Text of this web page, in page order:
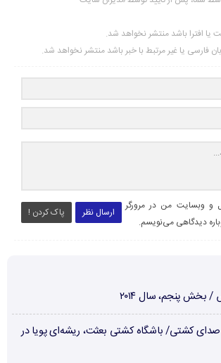
یا افترا باشد منتشر نخواهد شد.
فارسی یا غیر مرتبط با خبر باشد منتشر نخواهد شد.
ارسال نظر پاک کردن !
و وبسایت من در مرورگر
دیدگاهی می‌نویسم.
بخش پنجم، سال ۲۰۱۴
کشتی/ باشگاه کشتی بعثت، ریشه‌ای پویا در